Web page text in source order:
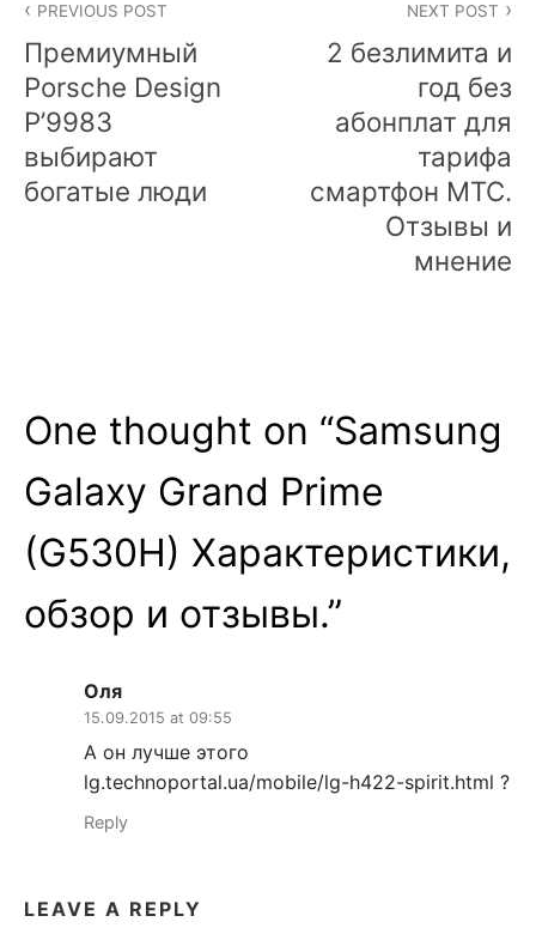
navigation
PREVIOUS POST
Премиумный
Porsche Design
P’9983
выбирают
богатые люди
NEXT POST
2 безлимита и
год без
абонплат для
тарифа
смартфон МТС.
Отзывы и
мнение
One thought on “Samsung
Galaxy Grand Prime
(G530H) Характеристики,
обзор и отзывы.”
Оля
15.09.2015 at 09:55
А он лучше этого
lg.technoportal.ua/mobile/lg-h422-spirit.html ?
Reply
LEAVE A REPLY